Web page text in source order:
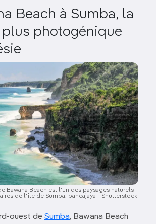
Beach à Sumba, la
photogénique
Bawana Beach est l'un des paysages naturels
de l'île de Sumba. pancajaya - Shutterstock
ouest de Sumba, Bawana Beach